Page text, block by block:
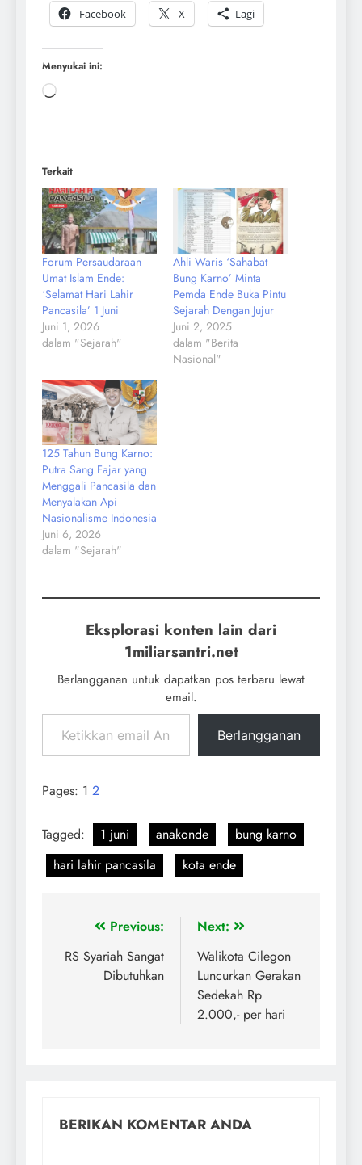
Facebook X Lagi
Menyukai ini:
Terkait
Forum Persaudaraan
Umat Islam Ende:
‘Selamat Hari Lahir
Pancasila’ 1 Juni
Juni 1, 2026
dalam "Sejarah"
Ahli Waris ‘Sahabat
Bung Karno’ Minta
Pemda Ende Buka Pintu
Sejarah Dengan Jujur
Juni 2, 2025
dalam "Berita
Nasional"
125 Tahun Bung Karno:
Putra Sang Fajar yang
Menggali Pancasila dan
Menyalakan Api
Nasionalisme Indonesia
Juni 6, 2026
dalam "Sejarah"
Eksplorasi konten lain dari
1miliarsantri.net
Berlangganan untuk dapatkan pos terbaru lewat
email.
Berlangganan
Pages: 1 2
Tagged: 1 juni anakonde
bung karno
hari lahir pancasila
kota ende
Previous:
RS Syariah Sangat
Dibutuhkan
Next:
Walikota Cilegon
Luncurkan Gerakan
Sedekah Rp
2.000,- per hari
BERIKAN KOMENTAR ANDA